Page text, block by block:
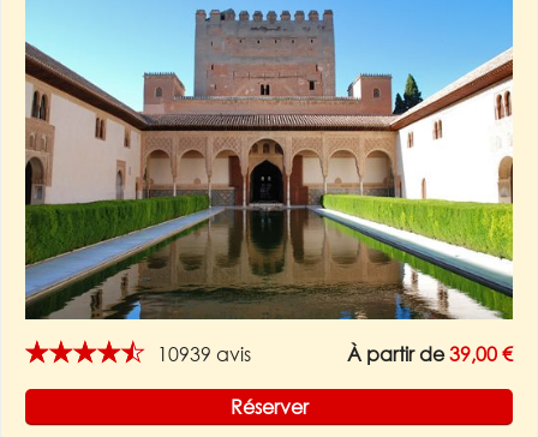
★★★★★ 10939 avis À partir de39,00 €
Réserver